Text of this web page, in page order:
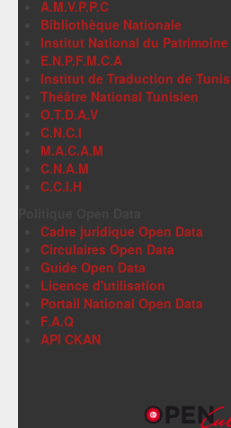
A.M.V.P.P.C
Bibliothèque Nationale
Institut National du Patrimoine
E.N.P.F.M.C.A
Institut de Traduction de Tunis
Théâtre National Tunisien
O.T.D.A.V
C.N.C.I
M.A.C.A.M
C.N.A.M
C.C.I.H
Cadre juridique Open Data
Circulaires Open Data
Guide Open Data
Licence d'utilisation
Portail National Open Data
F.A.Q
API CKAN